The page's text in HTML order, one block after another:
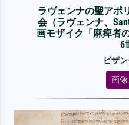
ラヴェンナの聖アポ
会（ラヴェンナ、
画モザイク「麻痺者
6
ビザ
画